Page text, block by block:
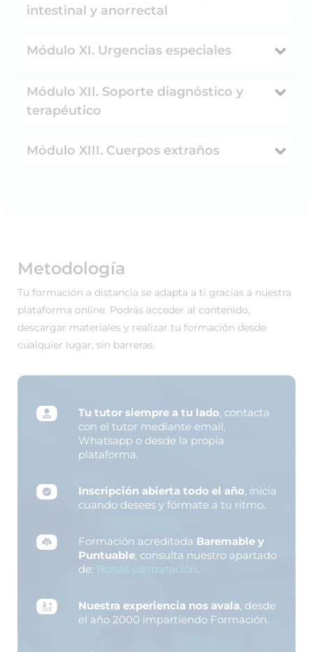
intestinal y anorrectal
Módulo XI. Urgencias especiales
Módulo XII. Soporte diagnóstico y
terapéutico
Módulo XIII. Cuerpos extraños
Metodología
Tu formación a distancia se adapta a ti gracias a nuestra
plataforma online. Podrás acceder al contenido,
descargar materiales y realizar tu formación desde
cualquier lugar, sin barreras.
Tu tutor siempre a tu lado, contacta
con el tutor mediante email,
Whatsapp o desde la propia
plataforma.
Inscripción abierta todo el año, inicia
cuando desees y fórmate a tu ritmo.
Formación acreditada Baremable y
Puntuable, consulta nuestro apartado
de: Bolsas contratación.
Nuestra experiencia nos avala, desde
el año 2000 impartiendo Formación.